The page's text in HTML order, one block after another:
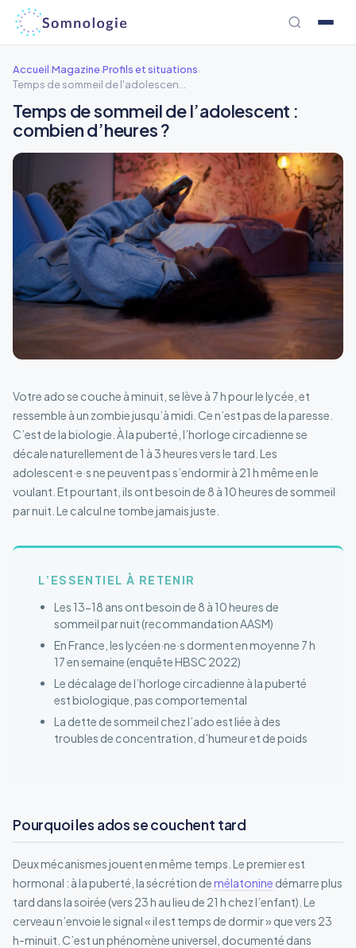
Aller
contenu
Accueil›Magazine›Profils et situations›
Temps de sommeil de l’adolescent :
combien d’heures ?
Votre ado se couche à minuit, se lève à 7 h pour le lycée, et
ressemble à un zombie jusqu’à midi. Ce n’est pas de la paresse.
C’est de la biologie. À la puberté, l’horloge circadienne se
décale naturellement de 1 à 3 heures vers le tard. Les
adolescent·e·s ne peuvent pas s’endormir à 21 h même en le
voulant. Et pourtant, ils ont besoin de 8 à 10 heures de sommeil
par nuit. Le calcul ne tombe jamais juste.
L’ESSENTIEL À RETENIR
Les 13-18 ans ont besoin de 8 à 10 heures de
sommeil par nuit (recommandation AASM)
En France, les lycéen·ne·s dorment en moyenne 7 h
17 en semaine (enquête HBSC 2022)
Le décalage de l’horloge circadienne à la puberté
est biologique, pas comportemental
La dette de sommeil chez l’ado est liée à des
troubles de concentration, d’humeur et de poids
Pourquoi les ados se couchent tard
Deux mécanismes jouent en même temps. Le premier est
hormonal : à la puberté, la sécrétion demélatonine démarre plus
tard dans la soirée (vers 23 h au lieu de 21 h chez l’enfant). Le
cerveau n’envoie le signal « il est temps de dormir » que vers 23
h-minuit. C’est un phénomène universel, documenté dans